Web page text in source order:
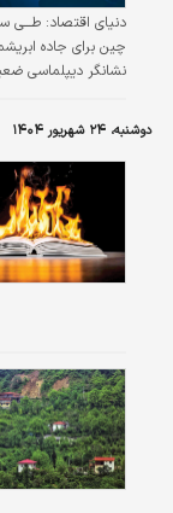
دنیای اقتصاد:
نشانگر دیپلماسی
دوشنبه، ۲۴ شهریور ۱۴۰۴